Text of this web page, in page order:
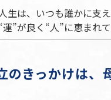
生は、いつも誰かに支え
”が良く“人”に恵まれて
のきっかけは、